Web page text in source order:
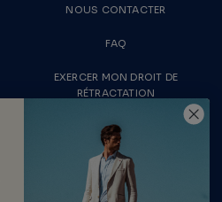
NOUS CONTACTER
FAQ
EXERCER MON DROIT DE
RÉTRACTATION
RECRUTEMENT
PARAMÈTRES DES COOKIES
CONDITIONS D'UTILISATION